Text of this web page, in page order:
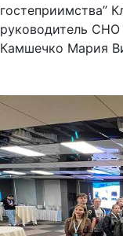
гостеприимства”
руководитель СНО
Камшечко Мария